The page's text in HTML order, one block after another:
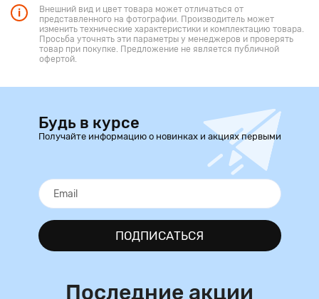
Внешний вид и цвет товара может отличаться от
представленного на фотографии. Производитель может
изменить технические характеристики и комплектацию товара.
Просьба уточнять эти параметры у менеджеров и проверять
товар при покупке. Предложение не является публичной
офертой.
Будь в курсе
Получайте информацию о новинках и акциях первыми
ПОДПИСАТЬСЯ
Последние акции